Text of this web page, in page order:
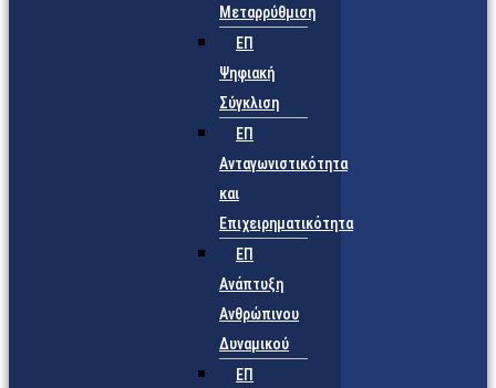
Μεταρρύθμιση
ΕΠ
Ψηφιακή
Σύγκλιση
ΕΠ
Ανταγωνιστικότητα
και
Επιχειρηματικότητα
ΕΠ
Ανάπτυξη
Ανθρώπινου
Δυναμικού
ΕΠ